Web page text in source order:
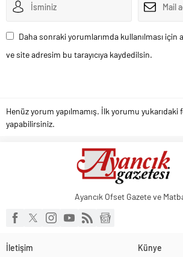
Daha sonraki yorumlarımda kullanılması için
ve site adresim bu tarayıcıya kaydedilsin.
Henüz yorum yapılmamış. İlk yorumu yukarıdaki
yapabilirsiniz.
Ayancık Ofset Gazete ve
İletişim Künye